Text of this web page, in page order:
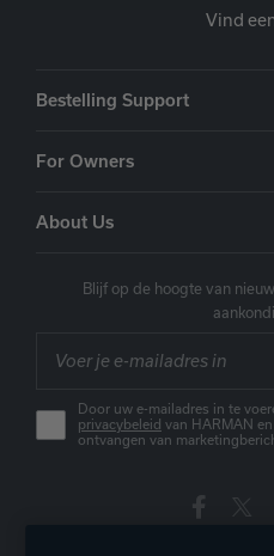
Vind
Bestelling Support
For Owners
About Us
Blijf op de hoogte van
Door uw e-mailadres in te
privacybeleid van HARMAN
ontvangen van